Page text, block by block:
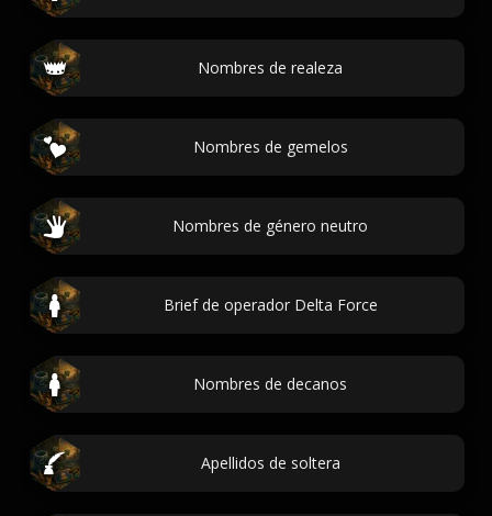
Nombres de realeza
Nombres de gemelos
Nombres de género neutro
Brief de operador Delta Force
Nombres de decanos
Apellidos de soltera